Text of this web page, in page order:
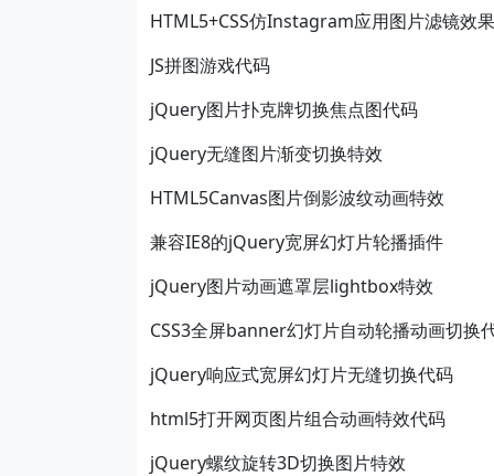
HTML5+CSS仿Instagram应用图片滤镜效果
JS拼图游戏代码
jQuery图片扑克牌切换焦点图代码
jQuery无缝图片渐变切换特效
HTML5Canvas图片倒影波纹动画特效
兼容IE8的jQuery宽屏幻灯片轮播插件
jQuery图片动画遮罩层lightbox特效
CSS3全屏banner幻灯片自动轮播动画切换
jQuery响应式宽屏幻灯片无缝切换代码
html5打开网页图片组合动画特效代码
jQuery螺纹旋转3D切换图片特效